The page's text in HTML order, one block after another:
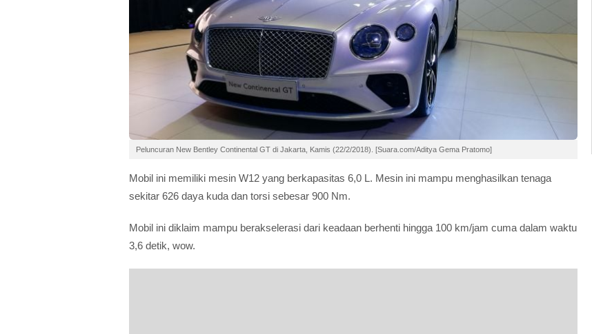
Peluncuran New Bentley Continental GT di Jakarta, Kamis (22/2/2018). [Suara.com/Aditya Gema Pratomo]
Mobil ini memiliki mesin W12 yang berkapasitas 6,0 L. Mesin ini mampu menghasilkan tenaga
sekitar 626 daya kuda dan torsi sebesar 900 Nm.
Mobil ini diklaim mampu berakselerasi dari keadaan berhenti hingga 100 km/jam cuma dalam waktu
3,6 detik, wow.